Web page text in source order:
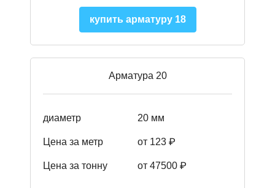
купить арматуру 18
Арматура 20
диаметр 20 мм
Цена за метр от 123 ₽
Цена за тонну от 47500 ₽